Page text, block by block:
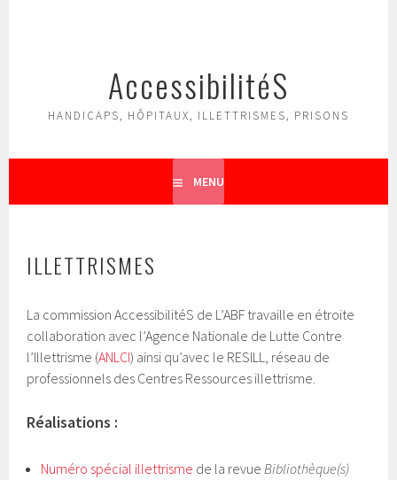
AccessibilitéS
HANDICAPS, HÔPITAUX, ILLETTRISMES, PRISONS
MENU
ILLETTRISMES
La commission AccessibilitéS de L’ABF travaille en étroite
collaboration avec l’Agence Nationale de Lutte Contre
l’Illettrisme (ANLCI) ainsi qu’avec le RESILL, réseau de
professionnels des Centres Ressources illettrisme.
Réalisations :
Numéro spécial illettrisme de la revueBibliothèque(s)